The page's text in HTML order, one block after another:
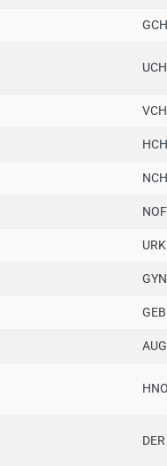
GCH
UCH
VCH
HCH
NCH
NOF
URK
GYN
GEB
AUG
HNO
DER